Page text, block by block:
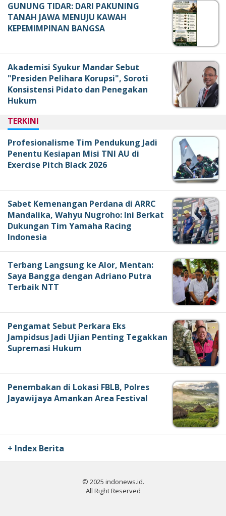
GUNUNG TIDAR: DARI PAKUNING
TANAH JAWA MENUJU KAWAH
KEPEMIMPINAN BANGSA
Akademisi Syukur Mandar Sebut
"Presiden Pelihara Korupsi", Soroti
Konsistensi Pidato dan Penegakan
Hukum
TERKINI
Profesionalisme Tim Pendukung Jadi
Penentu Kesiapan Misi TNI AU di
Exercise Pitch Black 2026
Sabet Kemenangan Perdana di ARRC
Mandalika, Wahyu Nugroho: Ini Berkat
Dukungan Tim Yamaha Racing
Indonesia
Terbang Langsung ke Alor, Mentan:
Saya Bangga dengan Adriano Putra
Terbaik NTT
Pengamat Sebut Perkara Eks
Jampidsus Jadi Ujian Penting Tegakkan
Supremasi Hukum
Penembakan di Lokasi FBLB, Polres
Jayawijaya Amankan Area Festival
+ Index Berita
© 2025 indonews.id.
All Right Reserved